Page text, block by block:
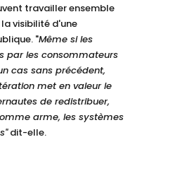
travailler ensemble
visibilité d'une
"Même si les
par les consommateurs
cas sans précédent,
met en valeur le
de redistribuer,
arme, les systèmes
dit-elle.